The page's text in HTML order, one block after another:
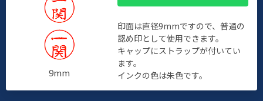
9mm
印面は直径9mmですので、普通の
認め印として使用できます。
キャップにストラップが付いてい
ます。
インクの色は朱色です。